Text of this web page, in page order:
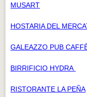
MUSART
HOSTARIA DEL
GALEAZZO PUB
BIRRIFICIO HYDRA
RISTORANTE LA PEÑA